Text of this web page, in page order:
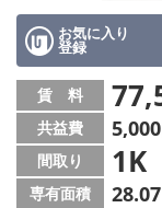
IT重説について
スタッフ紹介
賃貸管理の北白川
店舗情報·アクセス
お気に入り
登録
賃 料
共益費
間取り 1K
専有面積